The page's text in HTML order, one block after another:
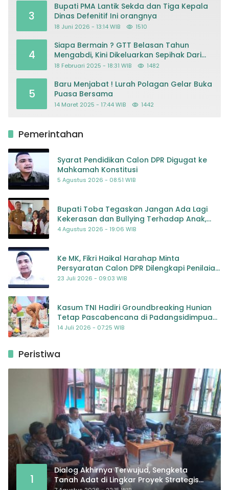
3
Bupati PMA Lantik Sekda dan Tiga Kepala
Dinas Defenitif Ini orangnya
18 Juni 2026 - 13:14 WIB 1510
4
Siapa Bermain ? GTT Belasan Tahun
Mengabdi, Kini Dikeluarkan Sepihak Dari
Dapodik
18 Februari 2025 - 18:31 WIB 1482
5
Baru Menjabat ! Lurah Polagan Gelar Buka
Puasa Bersama
14 Maret 2025 - 17:44 WIB 1442
Pemerintahan
Syarat Pendidikan Calon DPR Digugat ke
Mahkamah Konstitusi
5 Agustus 2026 - 08:51 WIB
Bupati Toba Tegaskan Jangan Ada Lagi
Kekerasan dan Bullying Terhadap Anak,
Dorong Kolaborasi Seluruh Pihak
4 Agustus 2026 - 19:06 WIB
Ke MK, Fikri Haikal Harahap Minta
Persyaratan Calon DPR Dilengkapi Penilaian
Kompetensi
23 Juli 2026 - 09:03 WIB
Kasum TNI Hadiri Groundbreaking Hunian
Tetap Pascabencana di Padangsidimpuan,
Harapan Baru bagi Penyintas
14 Juli 2026 - 07:25 WIB
Peristiwa
1
Dialog Akhirnya Terwujud, Sengketa
Tanah Adat di Lingkar Proyek Strategis